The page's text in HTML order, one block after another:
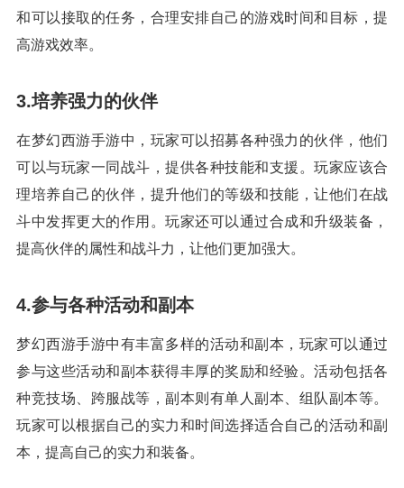
和可以接取的任务，合理安排自己的游戏时间和目标，提
高游戏效率。
3.培养强力的伙伴
在梦幻西游手游中，玩家可以招募各种强力的伙伴，他们
可以与玩家一同战斗，提供各种技能和支援。玩家应该合
理培养自己的伙伴，提升他们的等级和技能，让他们在战
斗中发挥更大的作用。玩家还可以通过合成和升级装备，
提高伙伴的属性和战斗力，让他们更加强大。
4.参与各种活动和副本
梦幻西游手游中有丰富多样的活动和副本，玩家可以通过
参与这些活动和副本获得丰厚的奖励和经验。活动包括各
种竞技场、跨服战等，副本则有单人副本、组队副本等。
玩家可以根据自己的实力和时间选择适合自己的活动和副
本，提高自己的实力和装备。